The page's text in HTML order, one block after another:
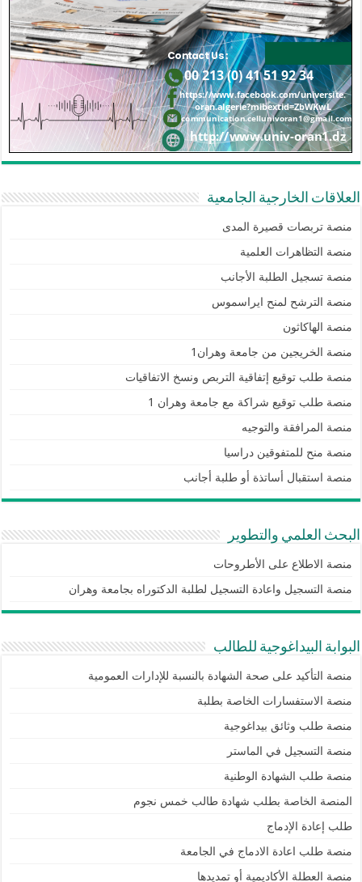
العلاقات الخارجية الجامعية
منصة تربصات قصيرة المدى
منصة التظاهرات العلمية
منصة تسجيل الطلبة الأجانب
منصة الترشح لمنح ايراسموس
منصة الهاكاثون
منصة الخريجين من جامعة وهران1
منصة طلب توقيع إتفاقية التربص ونسخ الاتفاقيات
منصة طلب توقيع شراكة مع جامعة وهران 1
منصة المرافقة والتوجيه
منصة منح للمتفوقين دراسيا
منصة استقبال أساتذة أو طلبة أجانب
البحث العلمي والتطوير
منصة الاطلاع على الأطروحات
منصة التسجيل واعادة التسجيل لطلبة الدكتوراه بجامعة وهران
البوابة البيداغوجية للطالب
منصة التأكيد على صحة الشهادة بالنسبة للإدارات العمومية
منصة الاستفسارات الخاصة بطلبة
منصة طلب وثائق بيداغوجية
منصة التسجيل في الماستر
منصة طلب الشهادة الوطنية
المنصة الخاصة بطلب شهادة طالب خمس نجوم
طلب إعادة الإدماج
منصة طلب اعادة الادماج في الجامعة
منصة العطلة الأكاديمية أو تمديدها